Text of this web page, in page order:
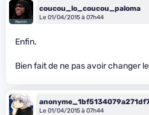
coucou_lo_coucou_paloma
Le 01/04/2015 à 07h44
Enfin.
Bien fait de ne pas avoir changer
Le 01/04/2015 à 07h44